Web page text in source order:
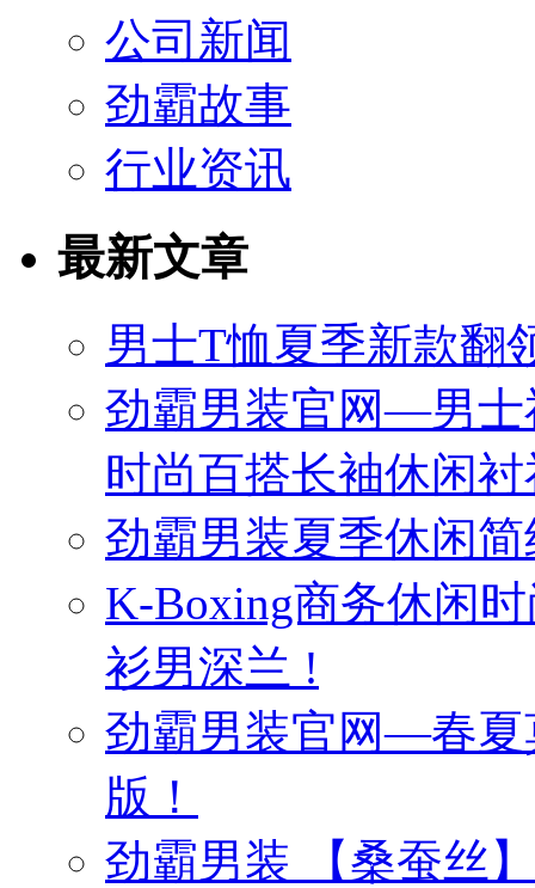
公司新闻
劲霸故事
行业资讯
最新文章
男士T恤夏季新款翻
劲霸男装官网—男士
时尚百搭长袖休闲
劲霸男装夏季休闲
K-Boxing商务休闲
衫男深兰 !
劲霸男装官网—春夏
版！
劲霸男装 【桑蚕丝